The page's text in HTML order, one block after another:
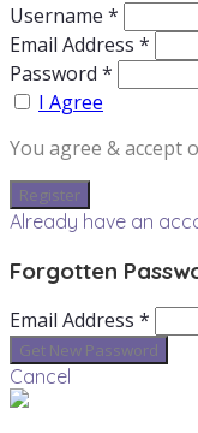
Username *
Email Address *
Password *
I Agree
You agree & accept
Already have an
Forgotten
Email Address *
Cancel